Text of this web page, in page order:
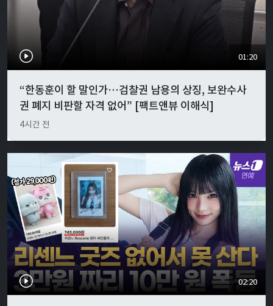
01:20
“한동훈이 할 말인가…검찰권 남용의 상징, 보완수사
권 폐지 비판할 자격 없어” [팩트앤뷰 이해식]
4시간 전
02:20